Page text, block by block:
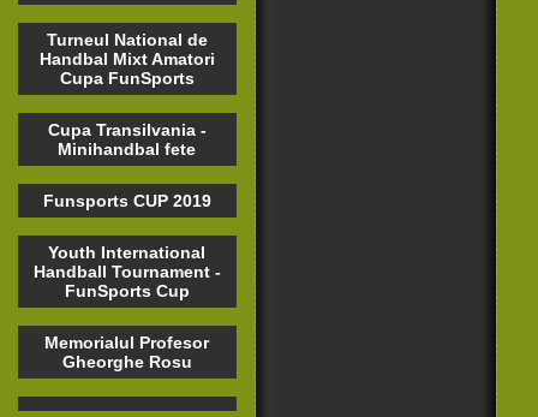
Turneul National de
Handbal Mixt Amatori
Cupa FunSports
Cupa Transilvania -
Minihandbal fete
Funsports CUP 2019
Youth International
Handball Tournament -
FunSports Cup
Memorialul Profesor
Gheorghe Rosu